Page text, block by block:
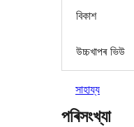
বিকাশ
উচ্চখাপৰ ভিউ
সাহায্য
পৰিসংখ্যা